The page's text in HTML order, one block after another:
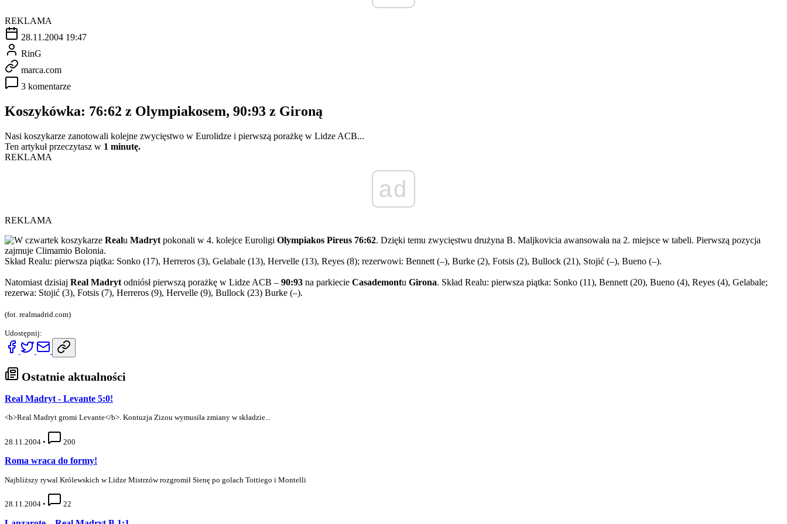
REKLAMA
28.11.2004 19:47
RinG
marca.com
3 komentarze
Koszykówka: 76:62 z Olympiakosem, 90:93 z Gironą
Nasi koszykarze zanotowali kolejne zwycięstwo w Eurolidze i pierwszą porażkę w Lidze ACB...
Ten artykuł przeczytasz w 1 minutę.
REKLAMA
ad
REKLAMA
W czwartek koszykarze Realu Madryt pokonali w 4. kolejce Euroligi Olympiakos Pireus 76:62. Dzięki temu zwycięstwu drużyna B. Maljkovicia awansowała na 2. miejsce w tabeli. Pierwszą pozycja
zajmuje Climamio Bolonia.
Skład Realu: pierwsza piątka: Sonko (17), Herreros (3), Gelabale (13), Hervelle (13), Reyes (8); rezerwowi: Bennett (–), Burke (2), Fotsis (2), Bullock (21), Stojić (–), Bueno (–).
Natomiast dzisiaj Real Madryt odniósł pierwszą porażkę w Lidze ACB – 90:93 na parkiecie Casademontu Girona. Skład Realu: pierwsza piątka: Sonko (11), Bennett (20), Bueno (4), Reyes (4), Gelabale;
rezerwa: Stojić (3), Fotsis (7), Herreros (9), Hervelle (9), Bullock (23) Burke (–).
(fot. realmadrid.com)
Udostępnij:
Ostatnie aktualności
Real Madryt - Levante 5:0!
<b>Real Madryt gromi Levante</b>. Kontuzja Zizou wymusiła zmiany w składzie...
28.11.2004 • 200
Roma wraca do formy!
Najbliższy rywal Królewskich w Lidze Mistrzów rozgromił Sienę po golach Tottiego i Montelli
28.11.2004 • 22